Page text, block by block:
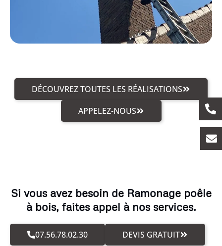
DÉCOUVREZ TOUTES LES RÉALISATIONS
APPELEZ-NOUS
Si vous avez besoin de Ramonage poêle
à bois, faites appel à nos services.
07.56.78.02.30 DEVIS GRATUIT